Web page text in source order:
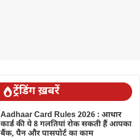
ट्रेंडिंग ख़बरें
Aadhaar Card Rules 2026 : आधार
कार्ड की ये 8 गलतियां रोक सकती हैं आपका
बैंक, पैन और पासपोर्ट का काम